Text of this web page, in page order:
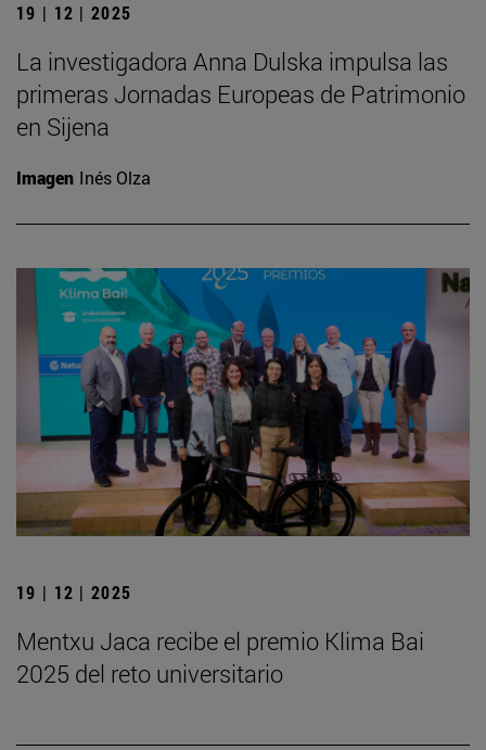
19 | 12 | 2025
La investigadora Anna Dulska impulsa las
primeras Jornadas Europeas de Patrimonio
en Sijena
Imagen Inés Olza
19 | 12 | 2025
Mentxu Jaca recibe el premio Klima Bai
2025 del reto universitario